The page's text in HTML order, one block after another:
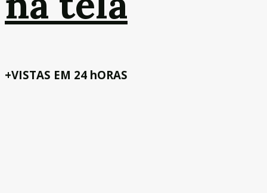
+VISTAS EM 24 hORAS